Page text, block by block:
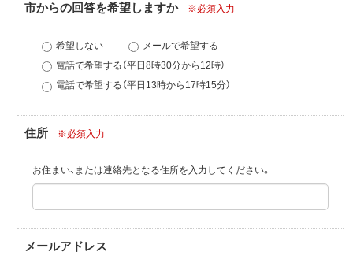
市からの回答を希望しますか ※必須入力
希望しない
メールで希望する
電話で希望する（平日8時30分から12時）
電話で希望する（平日13時から17時15分）
住所 ※必須入力
お住まい、または連絡先となる住所を入力してください。
メールアドレス